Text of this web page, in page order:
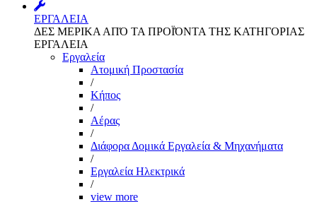
ΕΡΓΑΛΕΙΑ
ΔΕΣ ΜΕΡΙΚΑ ΑΠΌ ΤΑ ΠΡΟΪΌΝΤΑ ΤΗΣ ΚΑΤΗΓΟΡΙΑΣ
ΕΡΓΑΛΕΙΑ
Εργαλεία
Aτομική Προστασία
/
Kήπος
/
Αέρας
/
Διάφορα Δομικά Εργαλεία & Μηχανήματα
/
Εργαλεία Ηλεκτρικά
/
view more